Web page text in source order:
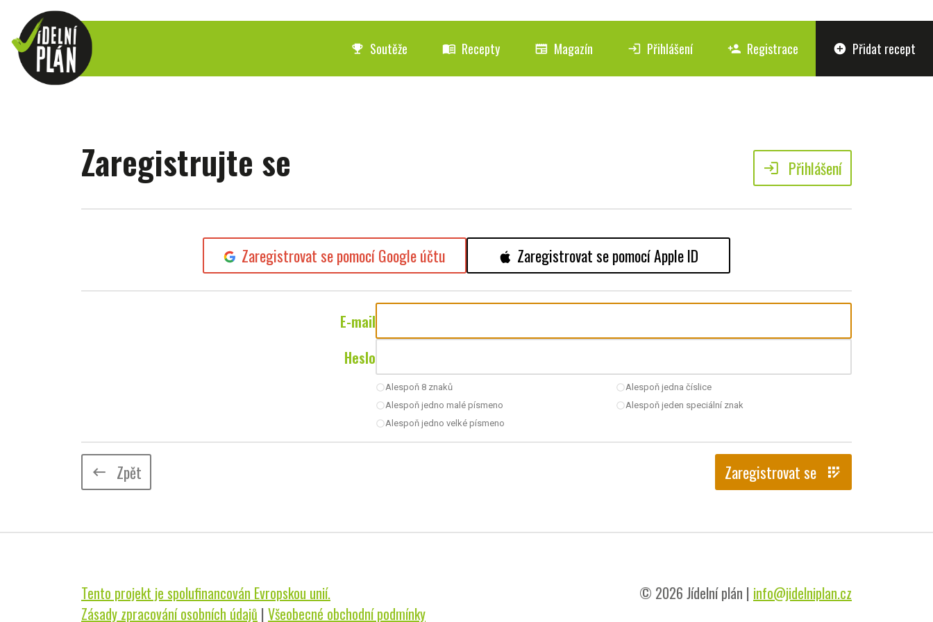
emoji_events Soutěže menu_book Recepty newspaper Magazín login Přihlášení person_add Registrace add_circle Přidat recept
Zaregistrujte se login Přihlášení
Zaregistrovat se pomocí Google účtu Zaregistrovat se pomocí Apple ID
E-mail
Heslo
radio_button_uncheckedAlespoň 8 znaků
radio_button_uncheckedAlespoň jedno malé písmeno
radio_button_uncheckedAlespoň jedno velké písmeno
radio_button_uncheckedAlespoň jedna číslice
radio_button_uncheckedAlespoň jeden speciální znak
keyboard_backspace Zpět Zaregistrovat se app_registration
Tento projekt je spolufinancován Evropskou unií.
Zásady zpracování osobních údajů | Všeobecné obchodní podmínky
© 2026 Jídelní plán | info@jidelniplan.cz